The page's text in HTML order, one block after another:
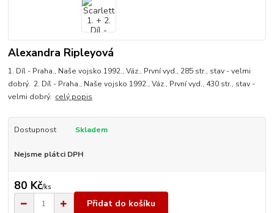
Alexandra Ripleyová
1. Díl - Praha., Naše vojsko 1992., Váz., První vyd., 285 str., stav - velmi
dobrý. 2. Díl - Praha., Naše vojsko 1992., Váz., První vyd., 430 str., stav -
velmi dobrý. celý popis
Dostupnost Skladem
Nejsme plátci DPH
80 Kč/ks
Přidat do košíku